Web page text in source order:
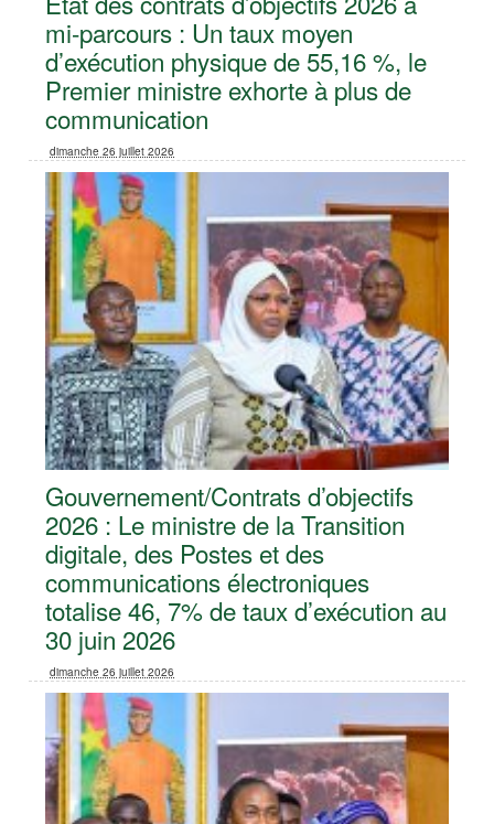
mi-parcours : Un taux moyen
d’exécution physique de 55,16 %, le
Premier ministre exhorte à plus de
communication
dimanche 26 juillet 2026
Gouvernement/Contrats d’objectifs
2026 : Le ministre de la Transition
digitale, des Postes et des
communications électroniques
totalise 46, 7% de taux d’exécution au
30 juin 2026
dimanche 26 juillet 2026